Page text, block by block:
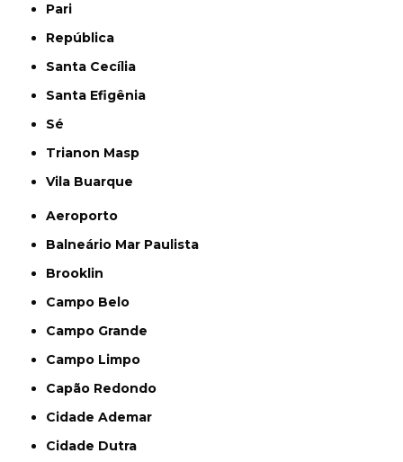
Pari
República
Santa Cecília
Santa Efigênia
Sé
Trianon Masp
Vila Buarque
Aeroporto
Balneário Mar Paulista
Brooklin
Campo Belo
Campo Grande
Campo Limpo
Capão Redondo
Cidade Ademar
Cidade Dutra